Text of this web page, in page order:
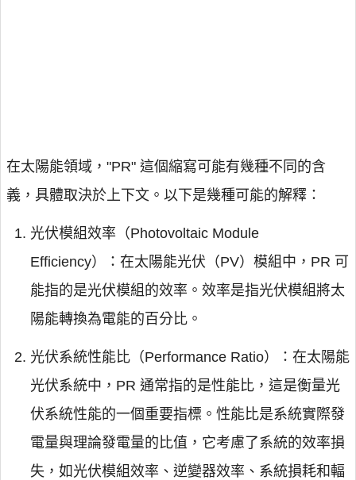
在太陽能領域，"PR" 這個縮寫可能有幾種不同的含
義，具體取決於上下文。以下是幾種可能的解釋：
光伏模組效率（Photovoltaic Module
Efficiency）：在太陽能光伏（PV）模組中，PR 可
能指的是光伏模組的效率。效率是指光伏模組將太
陽能轉換為電能的百分比。
光伏系統性能比（Performance Ratio）：在太陽能
光伏系統中，PR 通常指的是性能比，這是衡量光
伏系統性能的一個重要指標。性能比是系統實際發
電量與理論發電量的比值，它考慮了系統的效率損
失，如光伏模組效率、逆變器效率、系統損耗和輻